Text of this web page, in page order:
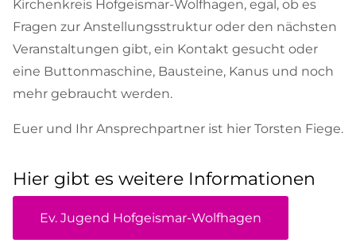
Kirchenkreis Hofgeismar-Wolfhagen, egal, ob es
Fragen zur Anstellungsstruktur oder den nächsten
Veranstaltungen gibt, ein Kontakt gesucht oder
eine Buttonmaschine, Bausteine, Kanus und noch
mehr gebraucht werden.
Euer und Ihr Ansprechpartner ist hier Torsten Fiege.
Hier gibt es weitere Informationen
Ev. Jugend Hofgeismar-Wolfhagen